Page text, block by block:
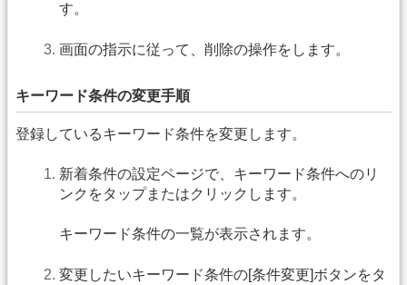
す。
画面の指示に従って、削除の操作をします。
キーワード条件の変更手順
登録しているキーワード条件を変更します。
新着条件の設定ページで、キーワード条件へのリ
ンクをタップまたはクリックします。
キーワード条件の一覧が表示されます。
変更したいキーワード条件の[条件変更]ボタンをタ